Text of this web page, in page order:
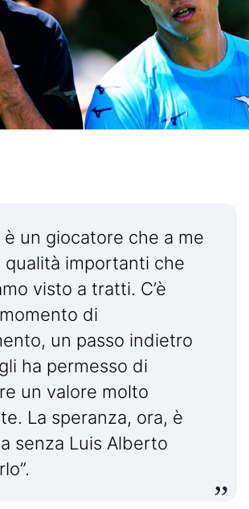
è un giocatore che a me
qualità importanti che
visto a tratti. C’è
di
un passo indietro
ha permesso di
un valore molto
La speranza, ora, è
senza Luis Alberto